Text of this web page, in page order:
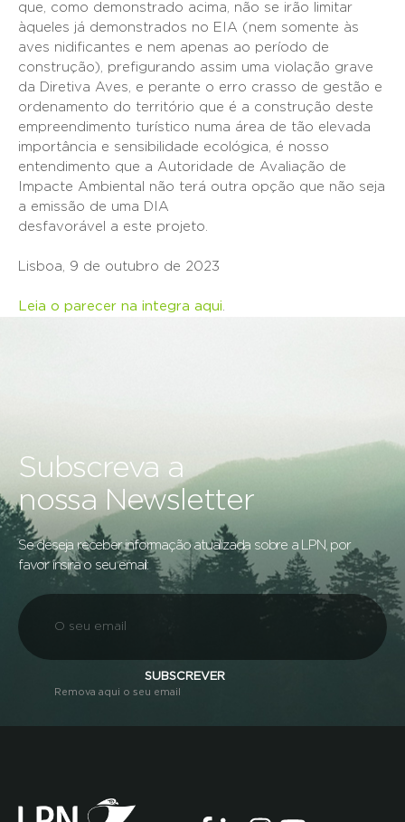
que, como demonstrado acima, não se irão limitar
àqueles já demonstrados no EIA (nem somente às
aves nidificantes e nem apenas ao período de
construção), prefigurando assim uma violação grave
da Diretiva Aves, e perante o erro crasso de gestão e
ordenamento do território que é a construção deste
empreendimento turístico numa área de tão elevada
importância e sensibilidade ecológica, é nosso
entendimento que a Autoridade de Avaliação de
Impacte Ambiental não terá outra opção que não seja
a emissão de uma DIA
desfavorável a este projeto.
Lisboa, 9 de outubro de 2023
Leia o parecer na integra aqui.
Subscreva a
nossa Newsletter
Se deseja receber informação atualizada sobre a LPN, por
favor insira o seu email:
SUBSCREVER
Remova aqui o seu email